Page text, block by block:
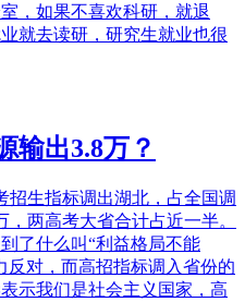
，如果不喜欢科研，就退
就去读研，研究生就业也很
输出3.8万？
招生指标调出湖北，占全国调
，两高考大省合计占近一半。
了什么叫“利益格局不能
反对，而高招指标调入省份的
示我们是社会主义国家，高